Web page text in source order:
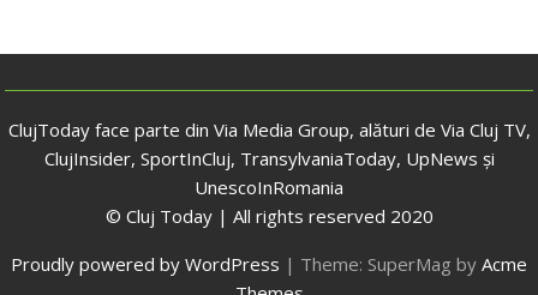
ClujToday face parte din Via Media Group, alături de Via Cluj TV,
ClujInsider, SportInCluj, TransylvaniaToday, UpNews și
UnescoInRomania
© Cluj Today | All rights reserved 2020
Proudly powered by WordPress | Theme: SuperMag by Acme